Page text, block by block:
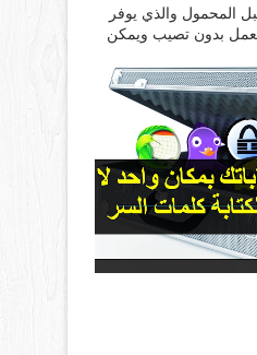
المحمول والذي يوفر
بدون تصيب ويمكن